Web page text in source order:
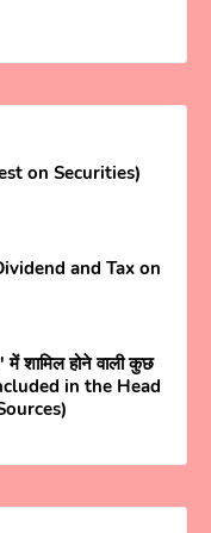
on Securities)
and Tax on
शामिल होने वाली कुछ
in the Head